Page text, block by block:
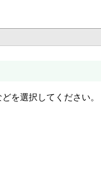
を選択してください。